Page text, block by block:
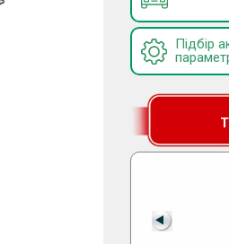
Підбір